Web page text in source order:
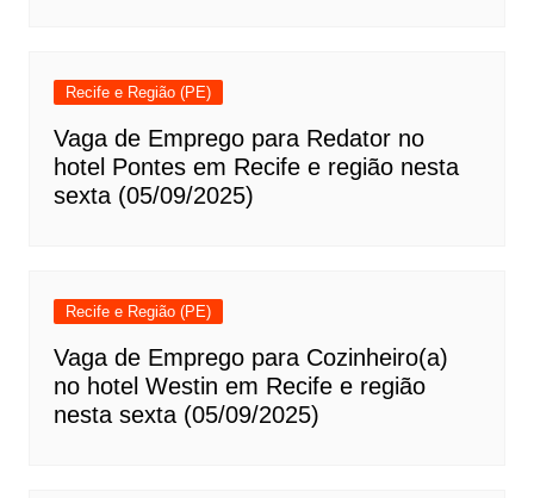
Recife e Região (PE)
Vaga de Emprego para Redator no
hotel Pontes em Recife e região nesta
sexta (05/09/2025)
Recife e Região (PE)
Vaga de Emprego para Cozinheiro(a)
no hotel Westin em Recife e região
nesta sexta (05/09/2025)